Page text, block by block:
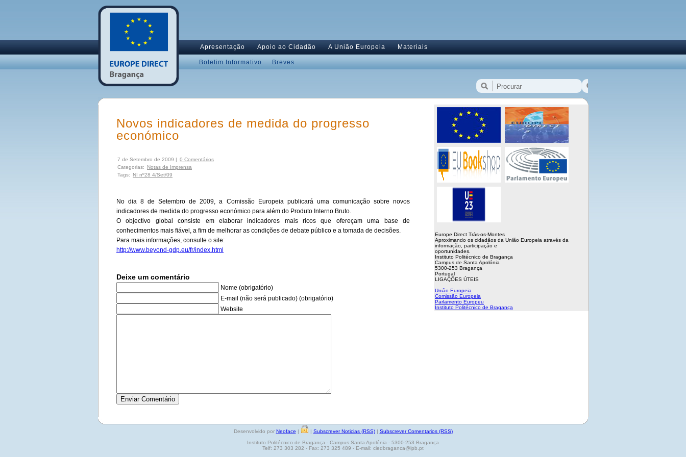
Apresentação Apoio ao Cidadão A União Europeia Materiais
Boletim Informativo Breves
Novos indicadores de medida do progresso
económico
7 de Setembro de 2009 | 0 Comentários
Categorias:
Notas de Imprensa
Tags:
NI nº28 4/Set/09
No dia 8 de Setembro de 2009, a Comissão Europeia publicará uma comunicação sobre novos
indicadores de medida do progresso económico para além do Produto Interno Bruto.
O objectivo global consiste em elaborar indicadores mais ricos que ofereçam uma base de
conhecimentos mais fiável, a fim de melhorar as condições de debate público e a tomada de decisões.
Para mais informações, consulte o site:
http://www.beyond-gdp.eu/fr/index.html
Deixe um comentário
Nome (obrigatório)
E-mail (não será publicado) (obrigatório)
Website
Europe Direct Trás-os-Montes
Aproximando os cidadãos da União Europeia através da
informação, participação e
oportunidades.
Instituto Politécnico de Bragança
Campus de Santa Apolónia
5300-253 Bragança
Portugal
LIGAÇÕES ÚTEIS
União Europeia
Comissão Europeia
Parlamento Europeu
Instituto Politécnico de Bragança
Desenvolvido por Neoface | | Subscrever Noticias (RSS)| Subscrever Comentarios (RSS)
Instituto Politécnico de Bragança - Campus Santa Apolónia - 5300-253 Bragança
Telf: 273 303 282 - Fax: 273 325 489 - E-mail: ciedbraganca@ipb.pt